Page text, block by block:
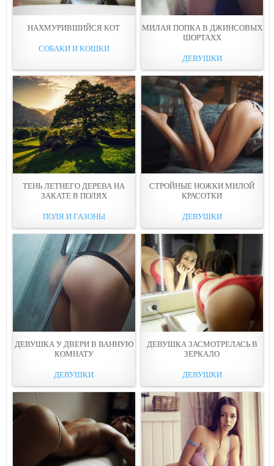
НАХМУРИВШИЙСЯ КОТ
СОБАКИ И КОШКИ
МИЛАЯ ПОПКА В ДЖИНСОВЫХ
ШОРТАХХ
ДЕВУШКИ
ТЕНЬ ЛЕТНЕГО ДЕРЕВА НА
ЗАКАТЕ В ПОЛЯХ
ПОЛЯ И ГАЗОНЫ
СТРОЙНЫЕ НОЖКИ МИЛОЙ
КРАСОТКИ
ДЕВУШКИ
ДЕВУШКА У ДВЕРИ В ВАННУЮ
КОМНАТУ
ДЕВУШКИ
ДЕВУШКА ЗАСМОТРЕЛАСЬ В
ЗЕРКАЛО
ДЕВУШКИ